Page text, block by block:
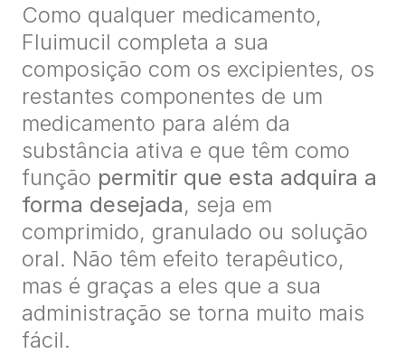
Como qualquer medicamento,
Fluimucil completa a sua
composição com os excipientes, os
restantes componentes de um
medicamento para além da
substância ativa e que têm como
função permitir que esta adquira a
forma desejada, seja em
comprimido, granulado ou solução
oral. Não têm efeito terapêutico,
mas é graças a eles que a sua
administração se torna muito mais
fácil.